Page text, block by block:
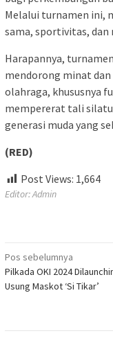
Melalui turnamen ini,
sama, sportivitas, dan
Harapannya,
mendorong minat
olahraga, khususnya
mempererat tali
generasi muda yang
(RED)
Post Views: 1,664
Editor: Admin
Navigasi
pos
Pos sebelumnya
Pilkada OKI 2024
Usung Maskot ‘Si Tikar’